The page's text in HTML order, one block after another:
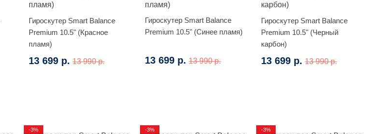
Гироскутер Smart Balance
Premium 10.5" (Красное
пламя)
13 699 р. 13 990 р.
Гироскутер Smart Balance
Premium 10.5" (Синее пламя)
13 699 р. 13 990 р.
Гироскутер Smart Balance
Premium 10.5" (Черный
карбон)
13 699 р. 13 990 р.
-3% -3% -3%